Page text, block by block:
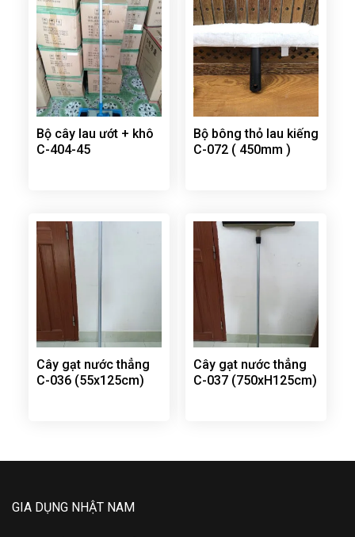
Bộ cây lau ướt + khô
C-404-45
Bộ bông thỏ lau kiếng
C-072 ( 450mm )
Cây gạt nước thẳng
C-036 (55x125cm)
Cây gạt nước thẳng
C-037 (750xH125cm)
GIA DỤNG NHẬT NAM